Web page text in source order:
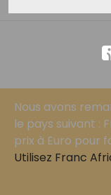
Nous avons
le pays suivant :
prix à Euro pour
Utilisez Franc